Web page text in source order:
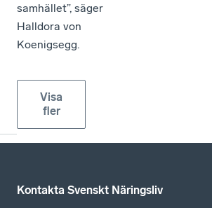
samhället”, säger
Halldora von
Koenigsegg.
Visa
fler
Kontakta Svenskt Näringsliv